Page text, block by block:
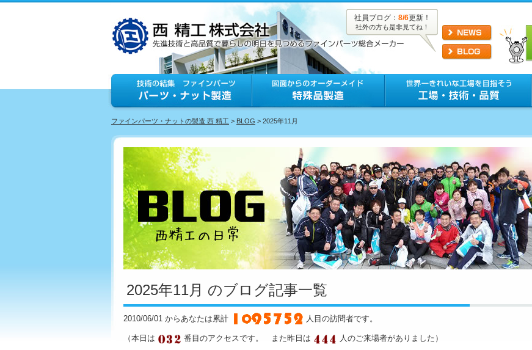
社員ブログ： 8/6更新！
社外の方も是非見てね！
ファインパーツ・ナットの製造 西 精工 > BLOG > 2025年11月
2025年11月 のブログ記事一覧
2010/06/01 からあなたは累計 人目の訪問者です。
（本日は 番目のアクセスです。 また昨日は 人のご来場者がありました）